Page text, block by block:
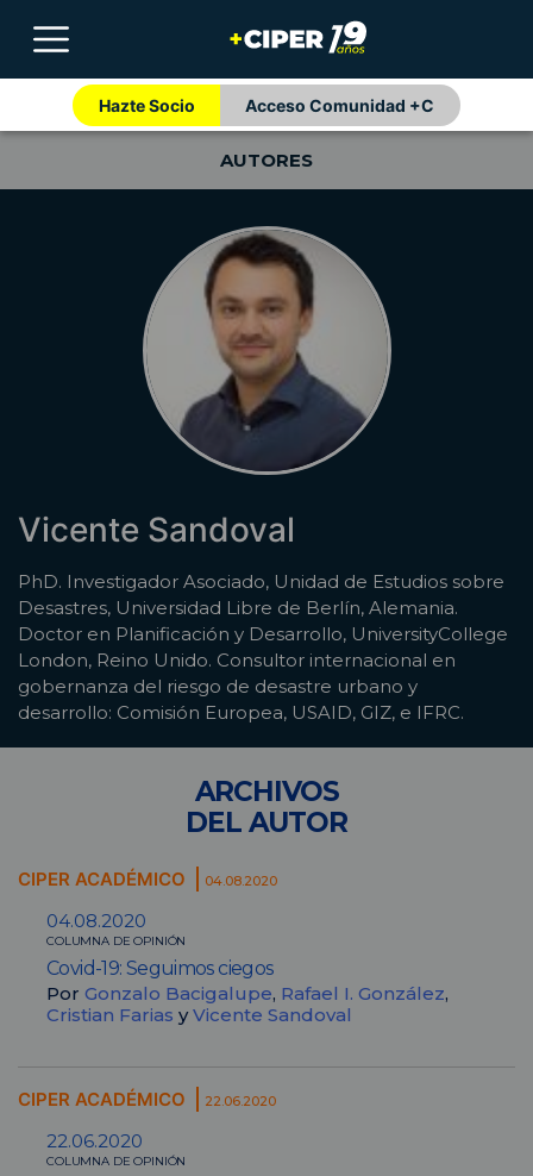
Hazte Socio Acceso Comunidad +C
AUTORES
Vicente Sandoval
PhD. Investigador Asociado, Unidad de Estudios sobre
Desastres, Universidad Libre de Berlín, Alemania.
Doctor en Planificación y Desarrollo, UniversityCollege
London, Reino Unido. Consultor internacional en
gobernanza del riesgo de desastre urbano y
desarrollo: Comisión Europea, USAID, GIZ, e IFRC.
ARCHIVOS
DEL AUTOR
CIPER ACADÉMICO 04.08.2020
04.08.2020
COLUMNA DE OPINIÓN
Covid-19: Seguimos ciegos
Por Gonzalo Bacigalupe, Rafael I. González,
Cristian Farias yVicente Sandoval
CIPER ACADÉMICO 22.06.2020
22.06.2020
COLUMNA DE OPINIÓN